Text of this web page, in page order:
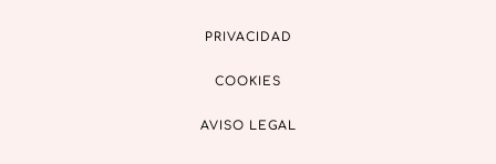
PRIVACIDAD
COOKIES
AVISO LEGAL